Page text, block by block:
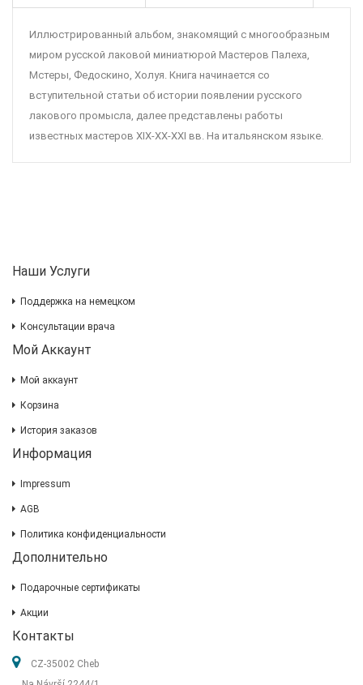
Иллюстрированный альбом, знакомящий с многообразным
миром русской лаковой миниатюрой Мастеров Палеха,
Мстеры, Федоскино, Холуя. Книга начинается со
вступительной статьи об истории появлении русского
лакового промысла, далее представлены работы
известных мастеров XIX-XX-XXI вв. На итальянском языке.
Наши Услуги
Поддержка на немецком
Консультации врача
Мой Аккаунт
Мой аккаунт
Корзина
История заказов
Информация
Impressum
AGB
Политика конфиденциальности
Дополнительно
Подарочные сертификаты
Акции
Контакты
CZ-35002 Cheb